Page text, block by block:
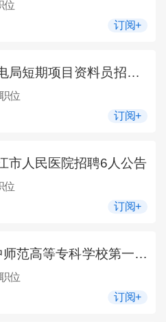
位
订阅+
项目资料员招聘12人公告
位
订阅+
市人民医院招聘6人公告
位
订阅+
一学期招聘校外兼职（课）教师14人公告
位
订阅+